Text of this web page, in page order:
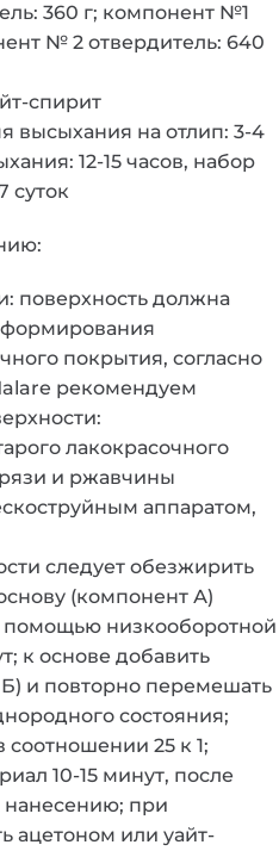
360 г; компонент №1
№ 2 отвердитель: 640
спирит
высыхания на отлип: 3-4
12-15 часов, набор
суток
поверхность должна
формирования
покрытия, согласно
рекомендуем
лакокрасочного
и ржавчины
аппаратом,
следует обезжирить
(компонент А)
помощью низкооборотной
к основе добавить
и повторно перемешать
состояния;
25 к 1;
10-15 минут, после
нанесению; при
ацетоном или уайт-